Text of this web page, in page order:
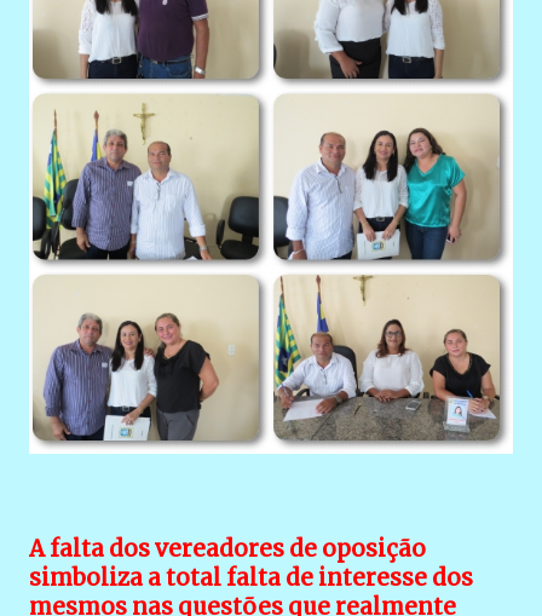
A falta dos vereadores de oposição
simboliza a total falta de interesse dos
mesmos nas questões que realmente